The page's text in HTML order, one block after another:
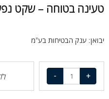
טעינה בטוחה – שקט
יבואן: ענק הבטיחות בע"מ